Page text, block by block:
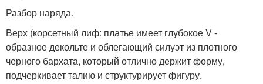
Разбор наряда.
Верх (корсетный лиф: платье имеет глубокое V -
образное декольте и облегающий силуэт из плотного
черного бархата, который отлично держит форму,
подчеркивает талию и структурирует фигуру.